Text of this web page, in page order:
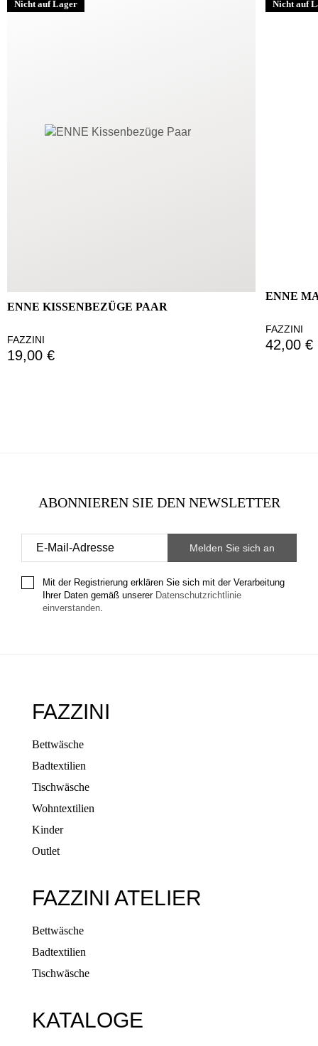
Nicht auf Lager
ENNE KISSENBEZÜGE PAAR
FAZZINI
19,00 €
Nicht auf
ENNE
FAZZINI
42,00 €
ABONNIEREN SIE DEN NEWSLETTER
Mit der Registrierung erklären Sie sich mit der Verarbeitung
Ihrer Daten gemäß unserer Datenschutzrichtlinie
einverstanden.
FAZZINI
Bettwäsche
Badtextilien
Tischwäsche
Wohntextilien
Kinder
Outlet
FAZZINI ATELIER
Bettwäsche
Badtextilien
Tischwäsche
KATALOGE